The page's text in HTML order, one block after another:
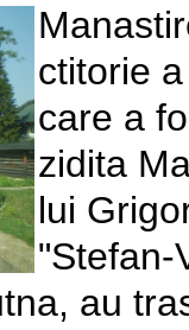
ctitorie
care a
zidita
lui
"Stefan-
au